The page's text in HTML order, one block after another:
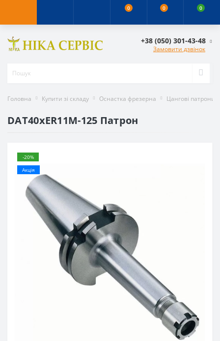
0 0 0
+38 (050) 301-43-48
Замовити дзвінок
Головна Купити зі складу Оснастка фрезерна Цангові патрони
DAT40xER11M-125 Патрон
-20%
Акція